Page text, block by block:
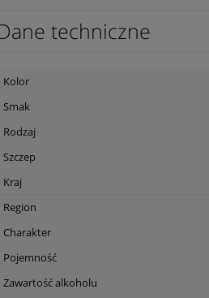
Bonfils L'Esparrou Rose 0,75L
techniczne
Kolor
Smak
Rodzaj
Szczep
Kraj
Region
Charakter
Pojemność
Zawartość alkoholu